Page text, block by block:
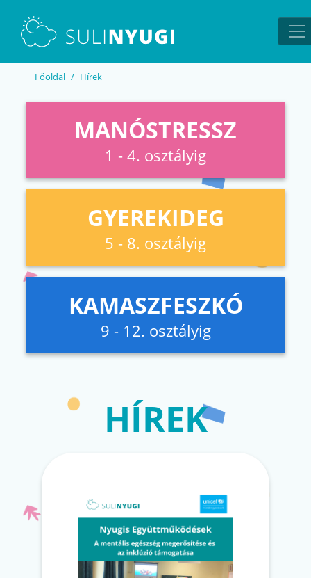
Főoldal Hírek
MANÓSTRESSZ
1 - 4. osztályig
GYEREKIDEG
5 - 8. osztályig
KAMASZFESZKÓ
9 - 12. osztályig
HÍREK